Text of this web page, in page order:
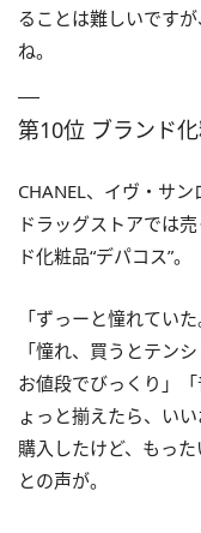
ることは難しいです
ね。
第10位 ブランド
CHANEL、イヴ・サ
ドラッグストアでは
ド化粧品“デパコス”。
「ずっーと憧れてい
「憧れ、買うとテン
お値段でびっくり」
ょっと揃えたら、い
購入したけど、もっ
との声が。